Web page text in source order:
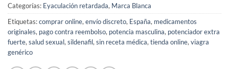
Categorías: Eyaculación retardada, Marca Blanca
Etiquetas:comprar online, envío discreto, España, medicamentos
originales, pago contra reembolso, potencia masculina, potenciador extra
fuerte, salud sexual, sildenafil, sin receta médica, tienda online, viagra
genérico